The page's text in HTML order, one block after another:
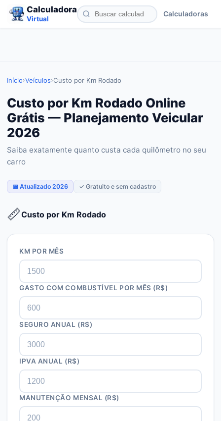
Calculadora
Virtual
Calculadoras
Início›Veículos›Custo por Km Rodado
Custo por Km Rodado Online
Grátis — Planejamento Veicular
2026
Saiba exatamente quanto custa cada quilômetro no seu
carro
📅 Atualizado 2026 ✓ Gratuito e sem cadastro
📏Custo por Km Rodado
KM POR MÊS
GASTO COM COMBUSTÍVEL POR MÊS (R$)
SEGURO ANUAL (R$)
IPVA ANUAL (R$)
MANUTENÇÃO MENSAL (R$)